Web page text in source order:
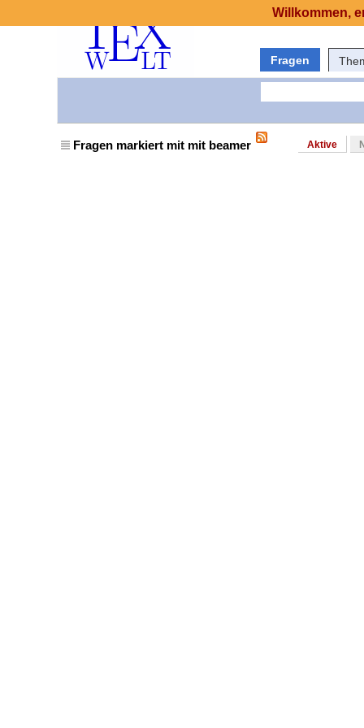
Fragen
Fragen markiert mit mit beamer Aktive
Willkommen,